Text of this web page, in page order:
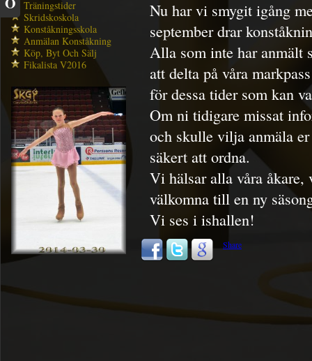
Träningstider
Skridskoskola
Konståkningsskola
Anmälan Konståkning
Köp, Byt Och Sälj
Fikalista V2016
Nu har vi smygit igång
september drar
Alla som inte har anmält
att delta på våra
för dessa tider som kan
Om ni tidigare missat
och skulle vilja anmäla
säkert att ordna.
Vi hälsar alla våra åkare,
välkomna till en ny
Vi ses i ishallen!
Share